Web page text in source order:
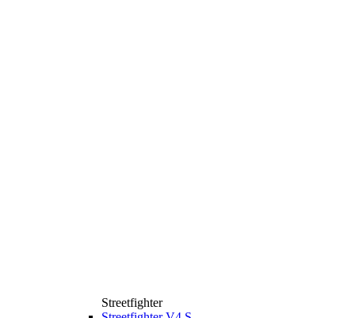
Streetfighter